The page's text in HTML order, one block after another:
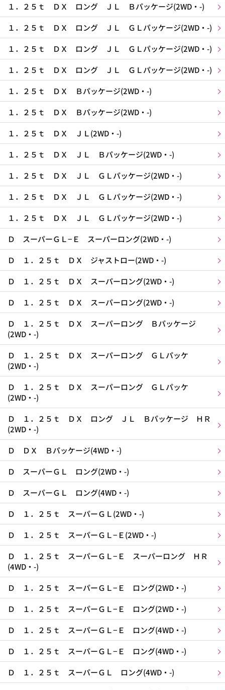
１．２５ｔ ＤＸ ロング ＪＬ Ｂパッケージ(2WD・-)
１．２５ｔ ＤＸ ロング ＪＬ ＧＬパッケージ(2WD・-)
１．２５ｔ ＤＸ ロング ＪＬ ＧＬパッケージ(2WD・-)
１．２５ｔ ＤＸ ロング ＪＬ ＧＬパッケージ(2WD・-)
１．２５ｔ ＤＸ Ｂパッケージ(2WD・-)
１．２５ｔ ＤＸ Ｂパッケージ(2WD・-)
１．２５ｔ ＤＸ ＪＬ(2WD・-)
１．２５ｔ ＤＸ ＪＬ Ｂパッケージ(2WD・-)
１．２５ｔ ＤＸ ＪＬ ＧＬパッケージ(2WD・-)
１．２５ｔ ＤＸ ＪＬ ＧＬパッケージ(2WD・-)
１．２５ｔ ＤＸ ＪＬ ＧＬパッケージ(2WD・-)
Ｄ スーパーＧＬ−Ｅ スーパーロング(2WD・-)
Ｄ １．２５ｔ ＤＸ ジャストロー(2WD・-)
Ｄ １．２５ｔ ＤＸ スーパーロング(2WD・-)
Ｄ １．２５ｔ ＤＸ スーパーロング(2WD・-)
Ｄ １．２５ｔ ＤＸ スーパーロング Ｂパッケージ
(2WD・-)
Ｄ １．２５ｔ ＤＸ スーパーロング ＧＬパッケ
(2WD・-)
Ｄ １．２５ｔ ＤＸ スーパーロング ＧＬパッケ
(2WD・-)
Ｄ １．２５ｔ ＤＸ ロング ＪＬ Ｂパッケージ ＨＲ
(2WD・-)
Ｄ ＤＸ Ｂパッケージ(4WD・-)
Ｄ スーパーＧＬ ロング(2WD・-)
Ｄ スーパーＧＬ ロング(4WD・-)
Ｄ １．２５ｔ スーパーＧＬ(2WD・-)
Ｄ １．２５ｔ スーパーＧＬ−Ｅ(2WD・-)
Ｄ １．２５ｔ スーパーＧＬ−Ｅ スーパーロング ＨＲ
(4WD・-)
Ｄ １．２５ｔ スーパーＧＬ−Ｅ ロング(2WD・-)
Ｄ １．２５ｔ スーパーＧＬ−Ｅ ロング(2WD・-)
Ｄ １．２５ｔ スーパーＧＬ−Ｅ ロング(4WD・-)
Ｄ １．２５ｔ スーパーＧＬ−Ｅ ロング(4WD・-)
Ｄ １．２５ｔ スーパーＧＬ ロング(4WD・-)